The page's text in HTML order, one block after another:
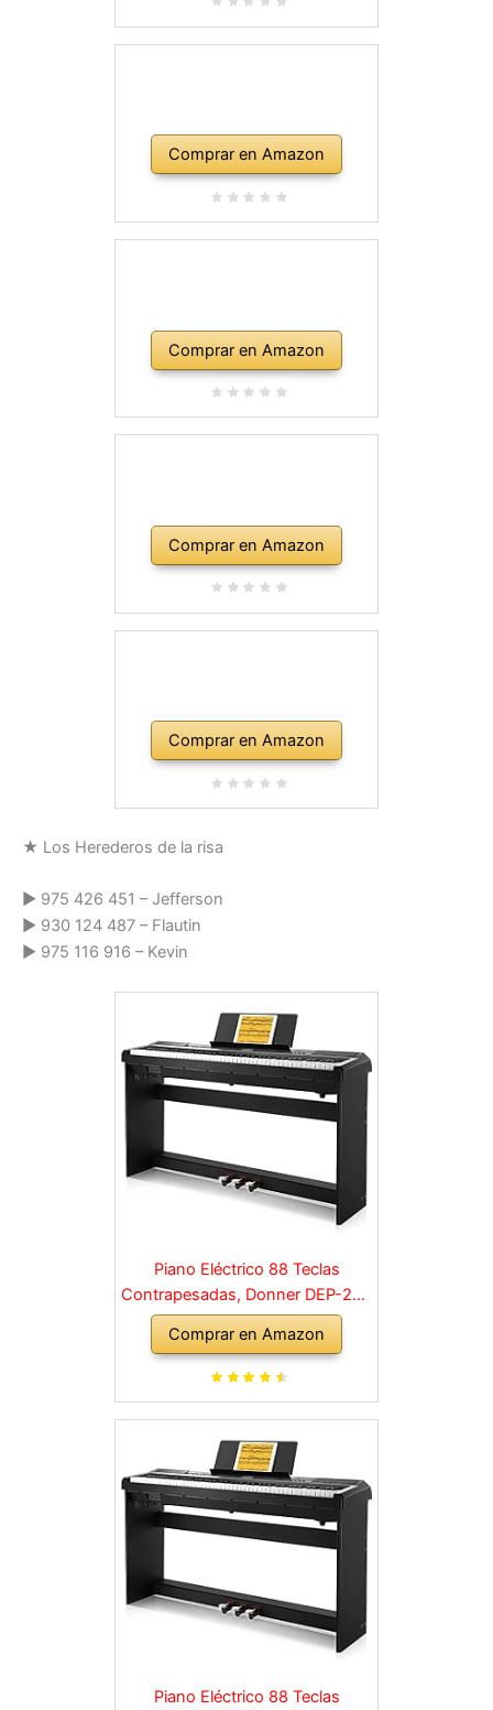
Comprar en Amazon
Comprar en Amazon
Comprar en Amazon
Comprar en Amazon
★ Los Herederos de la risa
► 975 426 451 – Jefferson
► 930 124 487 – Flautin
► 975 116 916 – Kevin
Piano Eléctrico 88 Teclas
Contrapesadas, Donner DEP-20S
Piano Digital 88 Teclas con
Soporte y 3 Pedal para
Principiante, retro, negro
Comprar en Amazon
Piano Eléctrico 88 Teclas